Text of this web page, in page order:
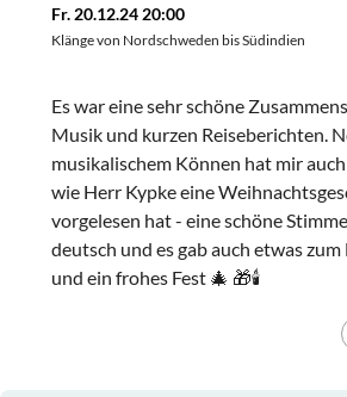
Fr. 20.12.24 20:00
Klänge von Nordschweden bis Südindien
Es war eine sehr schöne
Musik und kurzen Reiseberichten.
musikalischem Können hat mir
wie Herr Kypke eine
vorgelesen hat - eine schöne
deutsch und es gab auch etwas
und ein frohes Fest 🎄 🎁🕯